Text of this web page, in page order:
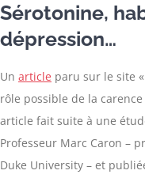
Sérotonine,
dépression…
Un article paru sur le site
rôle possible de la
article fait suite à une
Professeur Marc Caron –
Duke University – et